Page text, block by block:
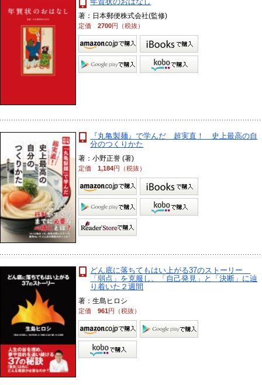
著：日本郵便株式会社(監修)
定価2700円（税抜）
『丸亀製麺』で学んだ 超実直！ 史上最高の自
分のつくりかた
著：小野正誉 (著)
定価1,184円（税抜）
どん底に落ちてもはい上がる37のストーリー
「弱点」を克服し、「自己発見」と「決断」に辿
り着いた２週間
著：生島ヒロシ
定価961円（税抜）